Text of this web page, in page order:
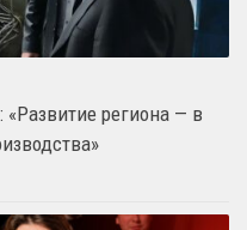
региона — в